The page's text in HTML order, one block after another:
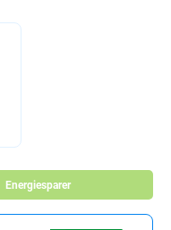
Energiesparer